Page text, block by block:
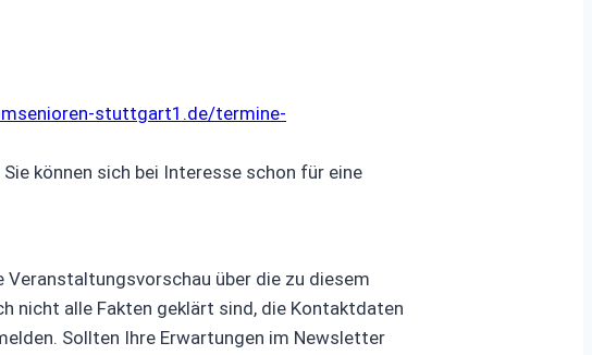
stuttgart1.de/termine-
können sich bei Interesse schon für eine
Veranstaltungsvorschau über die zu diesem
nicht alle Fakten geklärt sind, die Kontaktdaten
Sollten Ihre Erwartungen im Newsletter